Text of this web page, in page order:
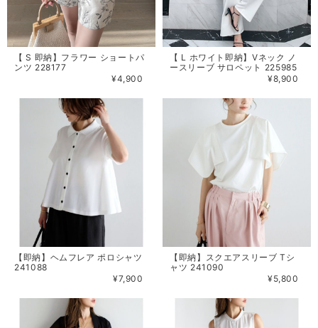
【 S 即納】フラワー ショートパ
ンツ 228177
¥4,900
【 L ホワイト即納】Vネック ノ
ースリーブ サロペット 225985
¥8,900
【即納】ヘムフレア ポロシャツ
241088
¥7,900
【即納】スクエアスリーブ Tシ
ャツ 241090
¥5,800